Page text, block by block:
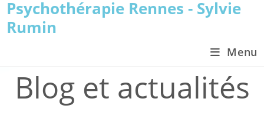
Skip
content
Psychothérapie Rennes - Sylvie
Rumin
Menu
Blog et actualités